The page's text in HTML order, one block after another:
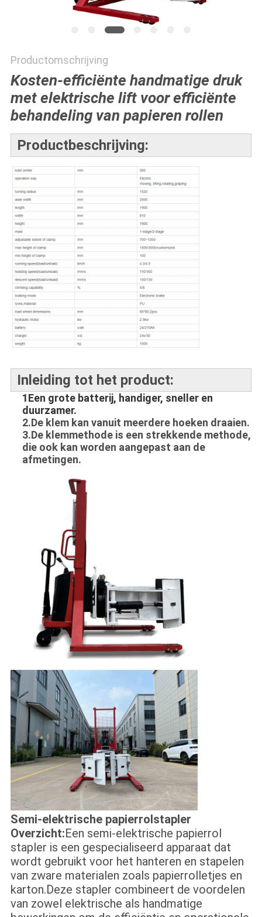
Productomschrijving
Kosten-efficiënte handmatige druk
met elektrische lift voor efficiënte
behandeling van papieren rollen
Productbeschrijving:
Inleiding tot het product:
1Een grote batterij, handiger, sneller en
duurzamer.
2.De klem kan vanuit meerdere hoeken draaien.
3.De klemmethode is een strekkende methode,
die ook kan worden aangepast aan de
afmetingen.
Semi-elektrische papierrolstapler
Overzicht:Een semi-elektrische papierrol
stapler is een gespecialiseerd apparaat dat
wordt gebruikt voor het hanteren en stapelen
van zware materialen zoals papierrolletjes en
karton.Deze stapler combineert de voordelen
van zowel elektrische als handmatige